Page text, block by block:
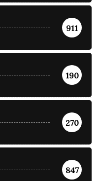
911
190
270
847